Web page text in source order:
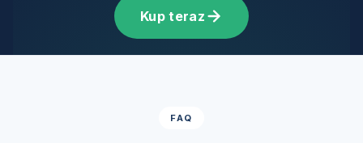
Kup teraz
FAQ